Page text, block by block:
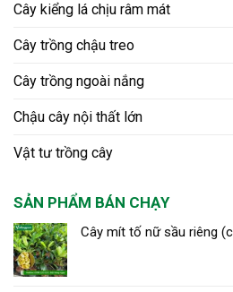
Cây kiểng lá chịu râm mát
Cây trồng chậu treo
Cây trồng ngoài nắng
Chậu cây nội thất lớn
Vật tư trồng cây
SẢN PHẨM BÁN CHẠY
Cây mít tố nữ sầu riêng